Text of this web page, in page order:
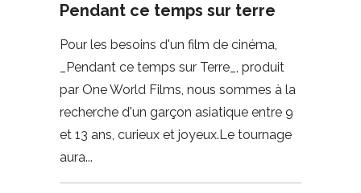
Pendant ce temps sur terre
Pour les besoins d'un film de cinéma,
_Pendant ce temps sur Terre_, produit
par One World Films, nous sommes à la
recherche d'un garçon asiatique entre 9
et 13 ans, curieux et joyeux.Le tournage
aura